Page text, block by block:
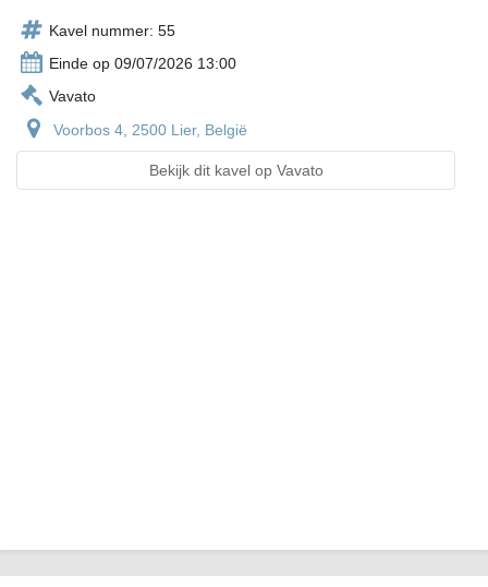
Kavel nummer: 55
Einde op 09/07/2026 13:00
Vavato
Voorbos 4, 2500 Lier, België
Bekijk dit kavel op Vavato